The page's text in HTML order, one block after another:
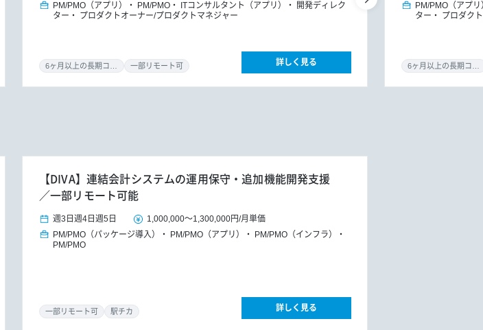
PM/PMO（アプリ）
PM/PMO ITコンサルタント（アプリ）
開発ディレク
ター
プロダクトオーナー/プロダクトマネジャー
一部リモート可 詳しく見る
PM/PMO（アプリ
ター
プロダク
【DIVA】連結会計システムの運用保守・追加機能開発支援
／一部リモート可能
週3日 週4日 週5日 1,000,000～1,300,000円/月単価
PM/PMO（パッケージ導入）
PM/PMO（アプリ）
PM/PMO（インフラ）
PM/PMO
一部リモート可 駅チカ 詳しく見る